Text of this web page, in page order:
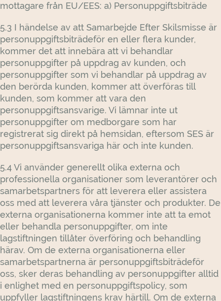
mottagare från EU/EES: a) Personuppgiftsbiträde
5.3 I händelse av att Samarbejde Efter Skilsmisse är
personuppgiftsbiträdeför en eller flera kunder,
kommer det att innebära att vi behandlar
personuppgifter på uppdrag av kunden, och
personuppgifter som vi behandlar på uppdrag av
den berörda kunden, kommer att överföras till
kunden, som kommer att vara den
personuppgiftsansvarige. Vi lämnar inte ut
personuppgifter om medborgare som har
registrerat sig direkt på hemsidan, eftersom SES är
personuppgiftsansvariga här och inte kunden.
5.4 Vi använder generellt olika externa och
professionella organisationer som leverantörer och
samarbetspartners för att leverera eller assistera
oss med att leverera våra tjänster och produkter. De
externa organisationerna kommer inte att ta emot
eller behandla personuppgifter, om inte
lagstiftningen tillåter överföring och behandling
härav. Om de externa organisationerna eller
samarbetspartnerna är personuppgiftsbiträdeför
oss, sker deras behandling av personuppgifter alltid
i enlighet med en personuppgiftspolicy, som
uppfyller lagstiftningens krav härtill. Om de externa